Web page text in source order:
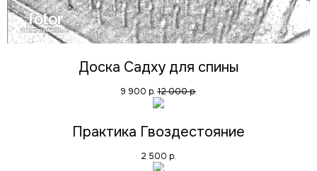
Доска Садху для спины
9 900 р. 12 000р.
Практика Гвоздестояние
2 500 р.